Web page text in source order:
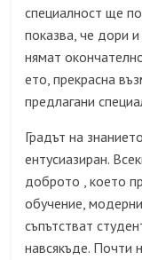
специалност ще
показва, че дори
нямат
ето, прекрасна
предлагани
Градът на
ентусиазиран.
доброто , което
обучение,
съпътстват
навсякъде. Почти